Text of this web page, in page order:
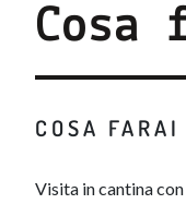
Cosa
COSA FARAI
Visita in cantina